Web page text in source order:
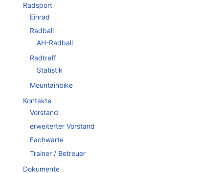
Radsport
Einrad
Radball
AH-Radball
Radtreff
Statistik
Mountainbike
Kontakte
Vorstand
erweiterter Vorstand
Fachwarte
Trainer / Betreuer
Dokumente